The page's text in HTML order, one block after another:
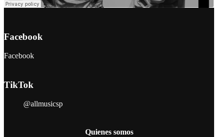
Facebook
Facebook
TikTok
@allmusicsp
Quienes somos